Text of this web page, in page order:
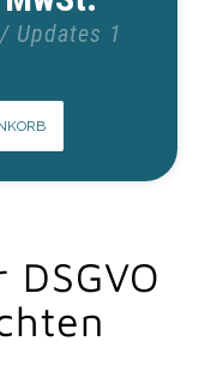
Updates 1